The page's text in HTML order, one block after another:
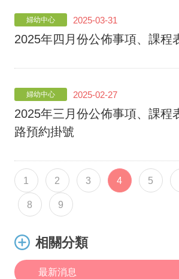
婦幼中心 2025-03-31
2025年四月份公佈事項、課程
婦幼中心 2025-02-27
2025年三月份公佈事項、課程
路預約掛號
1 2 3 4(current)
5
8 9
相關分類
最新消息